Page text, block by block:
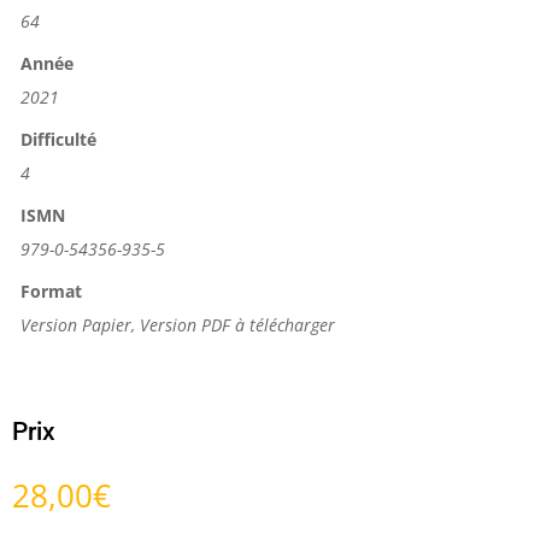
64
Année
2021
Difficulté
4
ISMN
979-0-54356-935-5
Format
Version Papier, Version PDF à télécharger
Prix
28,00€